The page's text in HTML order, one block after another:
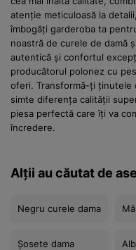
atenție meticuloasă la
îmbogăți garderoba ta
noastră de curele de damă
autentică și confortul
producătorul polonez cu
oferi. Transformă-ți ținutele
simte diferența calității
piesa perfectă care îți va
încredere.
Alții au căutat de
Negru curele dama
Șosete dama